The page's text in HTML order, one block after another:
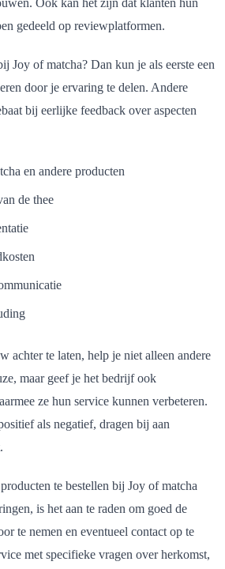
gedeeld op reviewplatformen.
Joy of matcha? Dan kun je als eerste een
door je ervaring te delen. Andere
bij eerlijke feedback over aspecten
en andere producten
de thee
achter te laten, help je niet alleen andere
maar geef je het bedrijf ook
ze hun service kunnen verbeteren.
als negatief, dragen bij aan
te bestellen bij Joy of matcha
is het aan te raden om goed de
te nemen en eventueel contact op te
met specifieke vragen over herkomst,